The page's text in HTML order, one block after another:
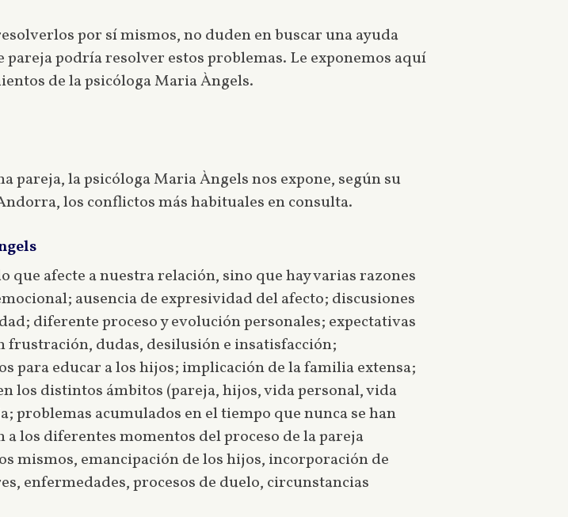
por sí mismos, no duden en buscar una ayuda
podría resolver estos problemas. Le exponemos aquí
de la psicóloga Maria Àngels.
pareja, la psicóloga Maria Àngels nos expone, según su
los conflictos más habituales en consulta.
afecte a nuestra relación, sino que hay varias razones
ausencia de expresividad del afecto; discusiones
diferente proceso y evolución personales; expectativas
frustración, dudas, desilusión e insatisfacción;
educar a los hijos; implicación de la familia extensa;
los distintos ámbitos (pareja, hijos, vida personal, vida
problemas acumulados en el tiempo que nunca se han
los diferentes momentos del proceso de la pareja
mismos, emancipación de los hijos, incorporación de
enfermedades, procesos de duelo, circunstancias